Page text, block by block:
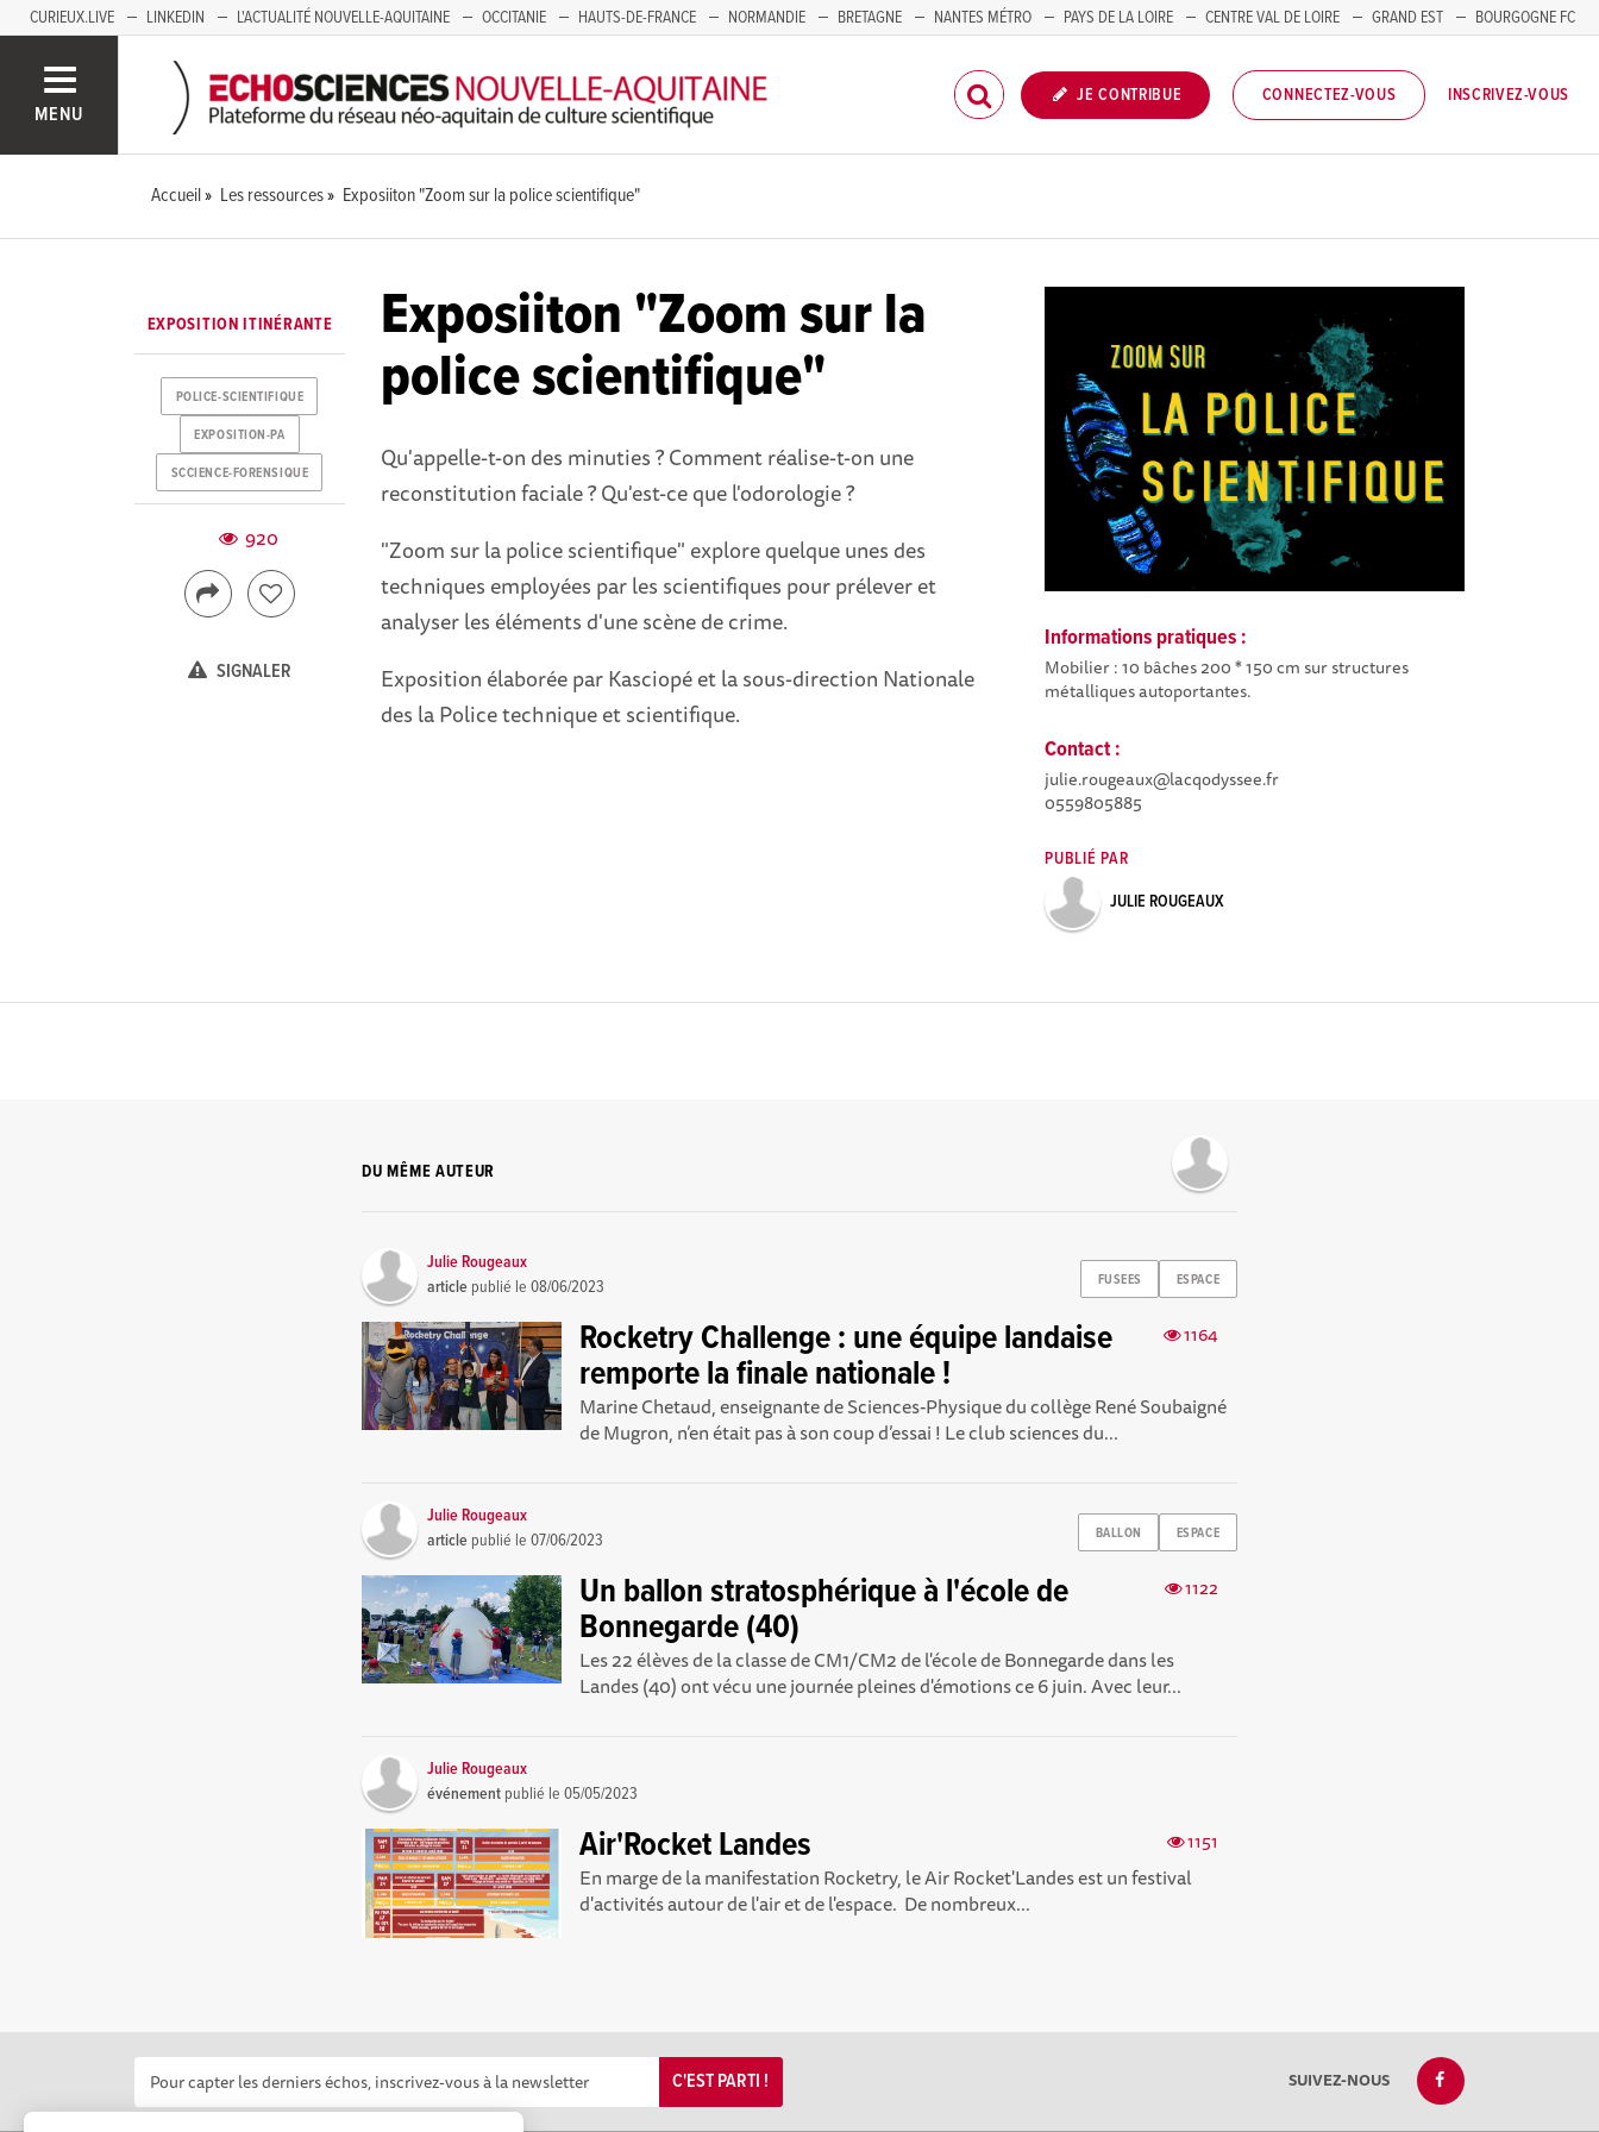
CURIEUX.LIVE LINKEDIN L'ACTUALITÉ NOUVELLE-AQUITAINE OCCITANIE HAUTS-DE-FRANCE NORMANDIE BRETAGNE NANTES MÉTRO PAYS DE LA LOIRE CENTRE VAL DE LOIRE GRAND EST
BOURGOGNE FC
MENU
JE CONTRIBUE CONNECTEZ-VOUS INSCRIVEZ-VOUS
Accueil Les ressources Exposiiton "Zoom sur la police scientifique"
Exposiiton "Zoom sur la
police scientifique"
Qu'appelle-t-on des minuties ? Comment réalise-t-on une
reconstitution faciale ? Qu'est-ce que l'odorologie ?
"Zoom sur la police scientifique" explore quelque unes des
techniques employées par les scientifiques pour prélever et
analyser les éléments d'une scène de crime.
Exposition élaborée par Kasciopé et la sous-direction Nationale
des la Police technique et scientifique.
Informations pratiques :
Mobilier : 10 bâches 200 * 150 cm sur structures
métalliques autoportantes.
Contact :
julie.rougeaux@lacqodyssee.fr
0559805885
PUBLIÉ PAR
JULIE ROUGEAUX
EXPOSITION ITINÉRANTE
POLICE-SCIENTIFIQUE
EXPOSITION-PA
SCCIENCE-FORENSIQUE
920
SIGNALER
DU MÊME AUTEUR
FUSEES ESPACE
Julie Rougeaux
article publié le08/06/2023
1164
Rocketry Challenge : une équipe landaise
remporte la finale nationale !
Marine Chetaud, enseignante de Sciences-Physique du collège René Soubaigné
de Mugron, n’en était pas à son coup d’essai ! Le club sciences du...
BALLON ESPACE
Julie Rougeaux
article publié le07/06/2023
1122
Un ballon stratosphérique à l'école de
Bonnegarde (40)
Les 22 élèves de la classe de CM1/CM2 de l'école de Bonnegarde dans les
Landes (40) ont vécu une journée pleines d'émotions ce 6 juin. Avec leur...
Julie Rougeaux
événement publié le05/05/2023
1151
Air'Rocket Landes
En marge de la manifestation Rocketry, le Air Rocket'Landes est un festival
d'activités autour de l'air et de l'espace. De nombreux...
C'EST PARTI ! SUIVEZ-NOUS